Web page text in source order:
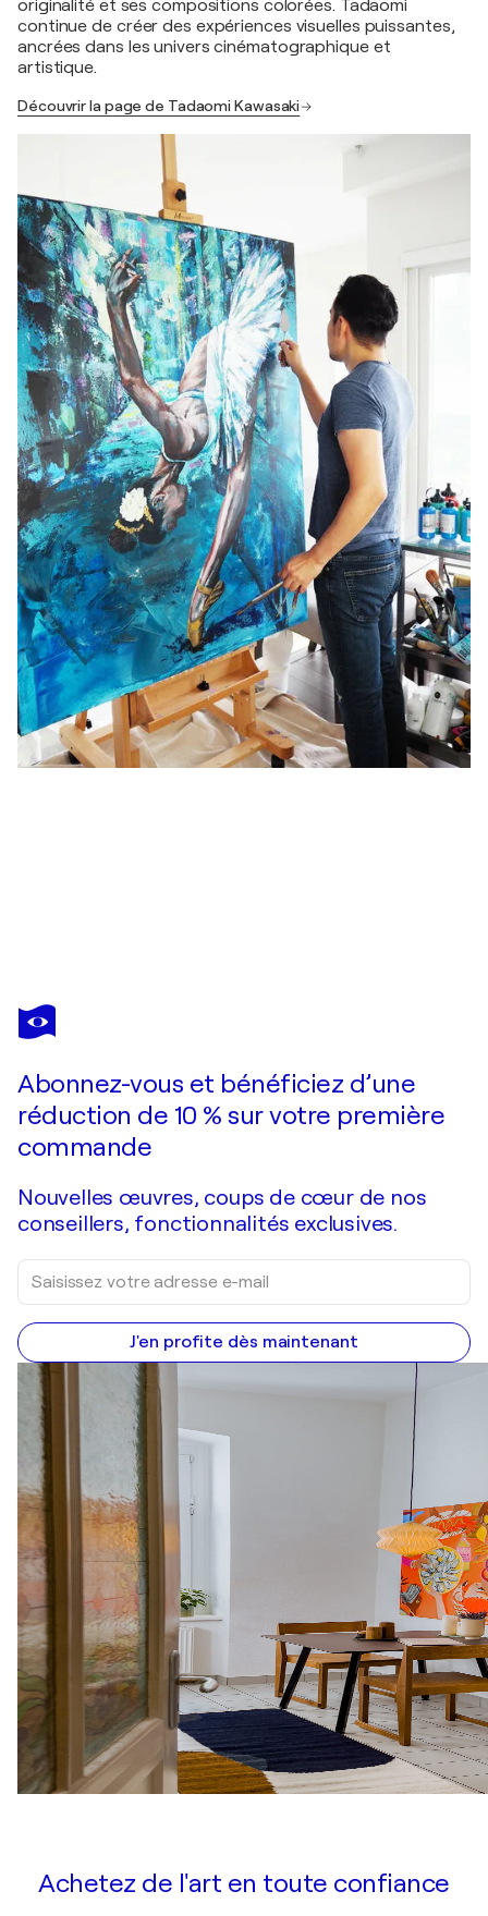
originalité et ses compositions colorées. Tadaomi
continue de créer des expériences visuelles puissantes,
ancrées dans les univers cinématographique et
artistique.
Découvrir la page de Tadaomi Kawasaki
TADAOMI
KAWASAKI
Je passe commande
Abonnez-vous et bénéficiez d’une
réduction de 10 % sur votre première
commande
Nouvelles œuvres, coups de cœur de nos
conseillers, fonctionnalités exclusives.
J'en profite dès maintenant
Achetez de l'art en toute confiance